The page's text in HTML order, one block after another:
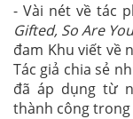
- Vài nét về tác
Gifted, So Are
đam Khu viết về
Tác giả chia sẻ
đã áp dụng từ
thành công trong